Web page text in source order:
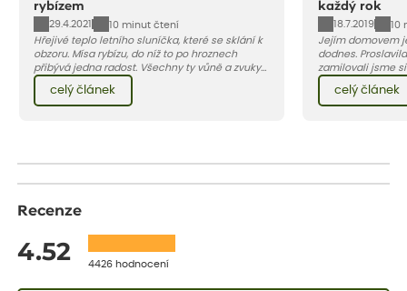
rybízem
29.4.2021
10 minut čtení
Hřejivé teplo letního sluníčka, které se sklání k
obzoru. Mísa rybízu, do níž to po hroznech
přibývá jedna radost. Všechny ty vůně a zvuky
červencové zahrady. Sklizeň rybízu do kuchyně
vnese neuvěřitelný klid a radost. A taky trochu
bezstarostnosti dětství při mlsání babiččina
celý článek
každý rok
18.7.2019
10
Jejím domovem
dodnes.
zamilovali jsme
Evropy. Koneckonců, i Petr Hapka
slavnou písničku
zpěvačky Hany
celý článek
Recenze
4.52 4426 hodnocení